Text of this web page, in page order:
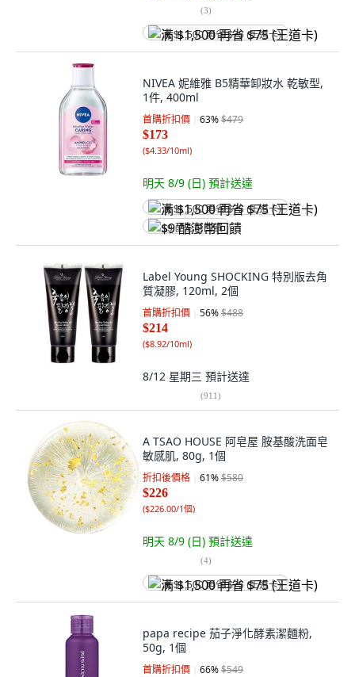
(3)
满 $1,500 再省 $75 (王道卡)
NIVEA 妮維雅 B5精華卸妝水 乾敏型,
1件, 400ml
首購折扣價 63%$479
$173
($4.33/10ml)
明天 8/9 (日) 預計送達
满 $1,500 再省 $75 (王道卡)
$9 酷澎幣回饋
Label Young SHOCKING 特別版去角
質凝膠, 120ml, 2個
首購折扣價 56%$488
$214
($8.92/10ml)
8/12 星期三 預計送達
(911)
A TSAO HOUSE 阿皂屋 胺基酸洗面皂
敏感肌, 80g, 1個
折扣後價格 61%$580
$226
($226.00/1個)
明天 8/9 (日) 預計送達
(4)
满 $1,500 再省 $75 (王道卡)
papa recipe 茄子淨化酵素潔麵粉,
50g, 1個
首購折扣價 66%$549